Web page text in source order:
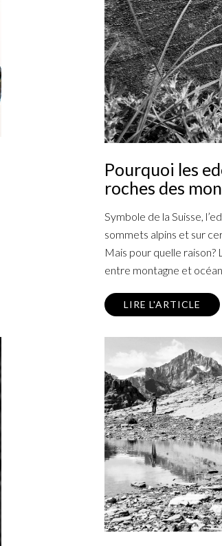
Pourquoi les
roches des
Symbole de la Suisse,
sommets alpins et sur
Mais pour quelle raison?
entre montagne et
LIRE L'ARTICLE